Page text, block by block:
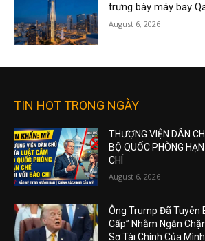
trưng bày máy bay
August 6, 2026
TIN HOT TRONG NGÀY
THƯỢNG VIỆN DÂN
BỘ QUỐC PHÒNG
CHÍ
August 6, 2026
Ông Trump Đã Tuyên
Cấp” Nhằm Ngăn
Sơ Tài Chính Của